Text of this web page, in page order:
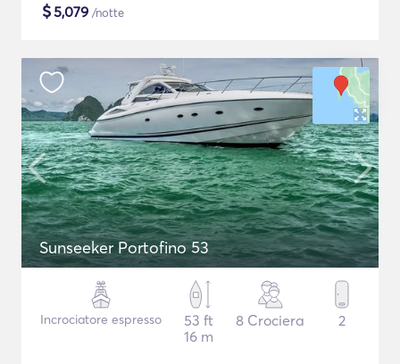
$5,079 /notte
Sunseeker Portofino 53
Incrociatore espresso
53 ft
16 m
8 Crociera 2